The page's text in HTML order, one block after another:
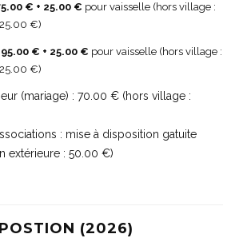
€ + 25.00 € pour vaisselle (hors village :
€)
95.00 € + 25.00 € pour vaisselle (hors village :
€)
(mariage) : 70.00 € (hors village :
: mise à disposition gatuite
extérieure : 50.00 €)
(2026)